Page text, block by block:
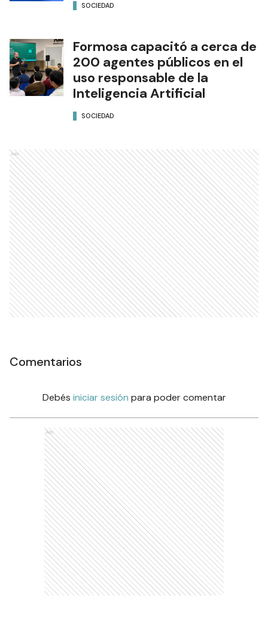
SOCIEDAD
Formosa capacitó a cerca de
200 agentes públicos en el
uso responsable de la
Inteligencia Artificial
SOCIEDAD
Ads
Comentarios
Debés iniciar sesión para poder comentar
Ads